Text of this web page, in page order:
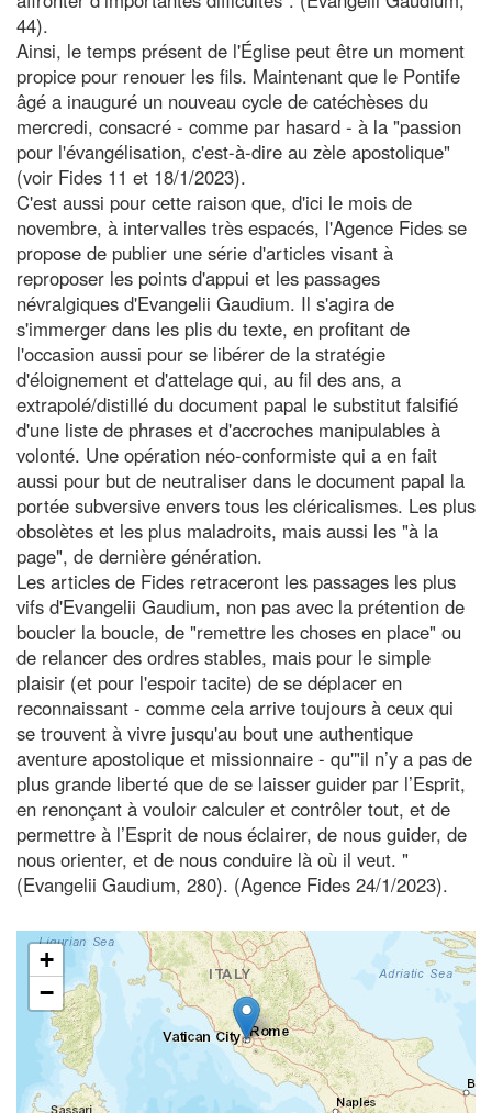
44).
Ainsi, le temps présent de l'Église peut être un moment
propice pour renouer les fils. Maintenant que le Pontife
âgé a inauguré un nouveau cycle de catéchèses du
mercredi, consacré - comme par hasard - à la "passion
pour l'évangélisation, c'est-à-dire au zèle apostolique"
(voir Fides 11 et 18/1/2023).
C'est aussi pour cette raison que, d'ici le mois de
novembre, à intervalles très espacés, l'Agence Fides se
propose de publier une série d'articles visant à
reproposer les points d'appui et les passages
névralgiques d'Evangelii Gaudium. Il s'agira de
s'immerger dans les plis du texte, en profitant de
l'occasion aussi pour se libérer de la stratégie
d'éloignement et d'attelage qui, au fil des ans, a
extrapolé/distillé du document papal le substitut falsifié
d'une liste de phrases et d'accroches manipulables à
volonté. Une opération néo-conformiste qui a en fait
aussi pour but de neutraliser dans le document papal la
portée subversive envers tous les cléricalismes. Les plus
obsolètes et les plus maladroits, mais aussi les "à la
page", de dernière génération.
Les articles de Fides retraceront les passages les plus
vifs d'Evangelii Gaudium, non pas avec la prétention de
boucler la boucle, de "remettre les choses en place" ou
de relancer des ordres stables, mais pour le simple
plaisir (et pour l'espoir tacite) de se déplacer en
reconnaissant - comme cela arrive toujours à ceux qui
se trouvent à vivre jusqu'au bout une authentique
aventure apostolique et missionnaire - qu'"il n’y a pas de
plus grande liberté que de se laisser guider par l’Esprit,
en renonçant à vouloir calculer et contrôler tout, et de
permettre à l’Esprit de nous éclairer, de nous guider, de
nous orienter, et de nous conduire là où il veut. "
(Evangelii Gaudium, 280). (Agence Fides 24/1/2023).
+
−